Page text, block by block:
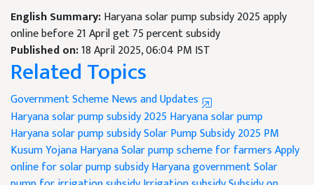
English Summary:Haryana solar pump subsidy 2025 apply
online before 21 April get 75 percent subsidy
Published on:18 April 2025, 06:04 PM IST
Related Topics
Government Scheme News and Updates
Haryana solar pump subsidy 2025Haryana solar pump
Haryana solar pump subsidySolar Pump Subsidy 2025PM
Kusum Yojana HaryanaSolar pump scheme for farmersApply
online for solar pump subsidyHaryana governmentSolar